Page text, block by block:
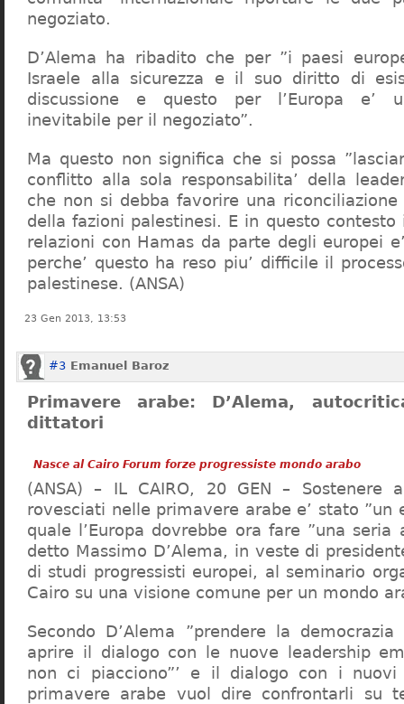
negoziato.
D’Alema ha ribadito che per ”i paesi
Israele alla sicurezza e il suo diritto di
discussione e questo per l’Europa e’
inevitabile per il negoziato”.
Ma questo non significa che si possa
conflitto alla sola responsabilita’ della
che non si debba favorire una riconciliazione
della fazioni palestinesi. E in questo
relazioni con Hamas da parte degli europei
perche’ questo ha reso piu’ difficile il
palestinese. (ANSA)
23 Gen 2013, 13:53
#3 Emanuel Baroz
Primavere arabe: D’Alema,
dittatori
Nasce al Cairo Forum forze progressiste mondo arabo
(ANSA) – IL CAIRO, 20 GEN – Sostenere
rovesciati nelle primavere arabe e’ stato ”un
quale l’Europa dovrebbe ora fare ”una seria
detto Massimo D’Alema, in veste di
di studi progressisti europei, al seminario
Cairo su una visione comune per un mondo
Secondo D’Alema ”prendere la
aprire il dialogo con le nuove leadership
non ci piacciono”’ e il dialogo con i nuovi
primavere arabe vuol dire confrontarli su